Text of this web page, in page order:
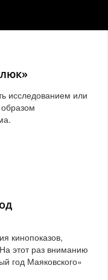
исследованием или
кинопоказов,
этот раз вниманию
год Маяковского»